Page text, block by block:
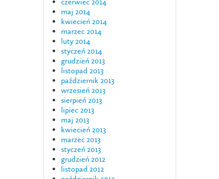
maj 2014
kwiecień 2014
marzec 2014
luty 2014
styczeń 2014
grudzień 2013
listopad 2013
październik 2013
wrzesień 2013
sierpień 2013
lipiec 2013
maj 2013
kwiecień 2013
marzec 2013
styczeń 2013
grudzień 2012
listopad 2012